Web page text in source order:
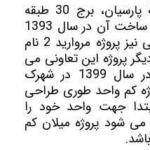
اولین پروژه شرکت نامی اریکه پارسیان، برج 30 طبقه
مروارید 1 می باشد که عملیات ساخت آن در سال 1393
آغاز شد و پروژه دوم این تعاونی نیز پروژه مروارید 2 نام
بقیه الله 3 دیگر پروژه این تعاونی می
باشد که عملیات ساخت آن در سال 1399 در شهرک
کم واحد طوری طراحی
جهت واحد خود را
شود پروژه میلان کم